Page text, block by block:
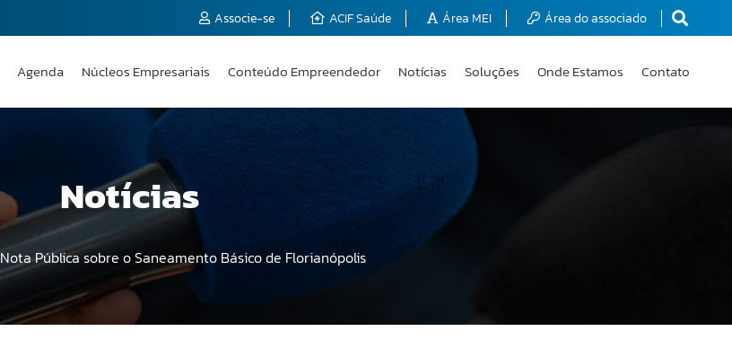
Associe-se ACIF Saúde Área MEI Área do associado
Agenda Núcleos Empresariais Conteúdo Empreendedor Notícias Soluções Onde Estamos Contato
Notícias
Nota Pública sobre o Saneamento Básico de Florianópolis